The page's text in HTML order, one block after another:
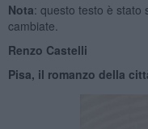
Nota: questo testo è stato
cambiate.
Renzo Castelli
Pisa, il romanzo della